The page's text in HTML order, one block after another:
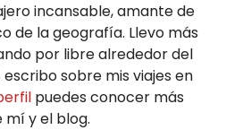
incansable, amante de
de la geografía. Llevo más
por libre alrededor del
escribo sobre mis viajes en
puedes conocer más
mí y el blog.